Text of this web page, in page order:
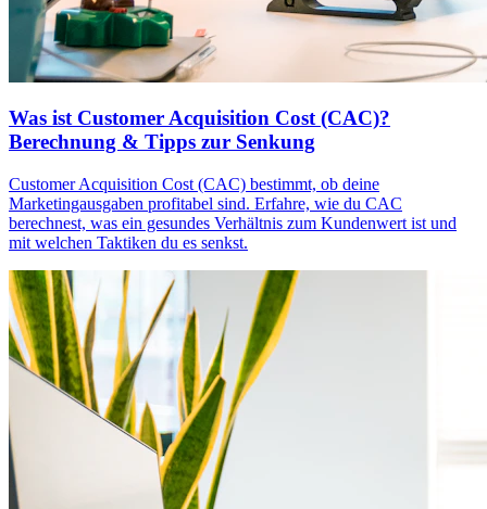
Was ist Customer Acquisition Cost (CAC)?
Berechnung & Tipps zur Senkung
Customer Acquisition Cost (CAC) bestimmt, ob deine
Marketingausgaben profitabel sind. Erfahre, wie du CAC
berechnest, was ein gesundes Verhältnis zum Kundenwert ist und
mit welchen Taktiken du es senkst.